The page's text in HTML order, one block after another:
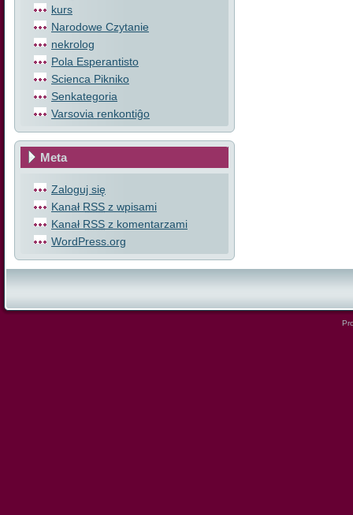
kurs
Narodowe Czytanie
nekrolog
Pola Esperantisto
Scienca Pikniko
Senkategoria
Varsovia renkontiĝo
Meta
Zaloguj się
Kanał RSS z wpisami
Kanał RSS z komentarzami
WordPress.org